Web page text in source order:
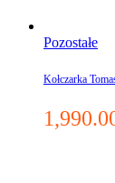
Pozostałe
Kołczarka